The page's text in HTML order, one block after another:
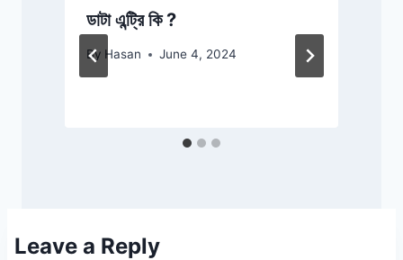
ডাটা এন্ট্রি কি ?
By Hasan June 4, 2024
Leave a Reply